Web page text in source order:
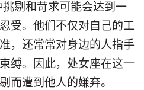
剔和苛求可能会达到一
受。他们不仅对自己的工
，还常常对身边的人指手
缚。因此，处女座在这一
而遭到他人的嫌弃。